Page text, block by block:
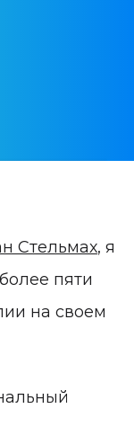
Стельмах, я
пяти
на своем